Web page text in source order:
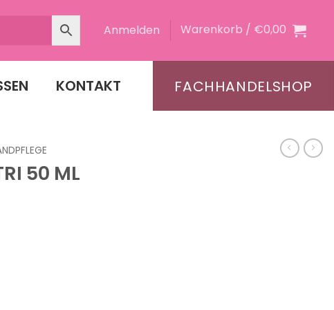
Anmelden Warenkorb / €0,00
KONTAKT FACHHANDELSHOP
50 ML